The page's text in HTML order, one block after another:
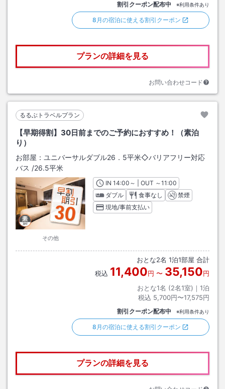
割引クーポン配布中 ※利用条件あり
8月の宿泊に使える割引クーポン
プランの詳細を見る
お問い合わせコード
るるぶトラベルプラン
【早期得割】30日前までのご予約におすすめ！（素泊
り）
お部屋： ユニバーサルダブル26．5平米◇バリアフリー対応
バス /26.5平米
その他
INチェックイン
14:00 ～ | OUT チェックアウト
～11:00
ダブル
食事なし
禁煙
現地/事前支払い
おとな2名 1泊1部屋 合計
税込 11,400円 〜 35,150円
おとな1名 (2名1室)｜ 1泊
税込 5,700円〜17,575円
割引クーポン配布中 ※利用条件あり
8月の宿泊に使える割引クーポン
プランの詳細を見る